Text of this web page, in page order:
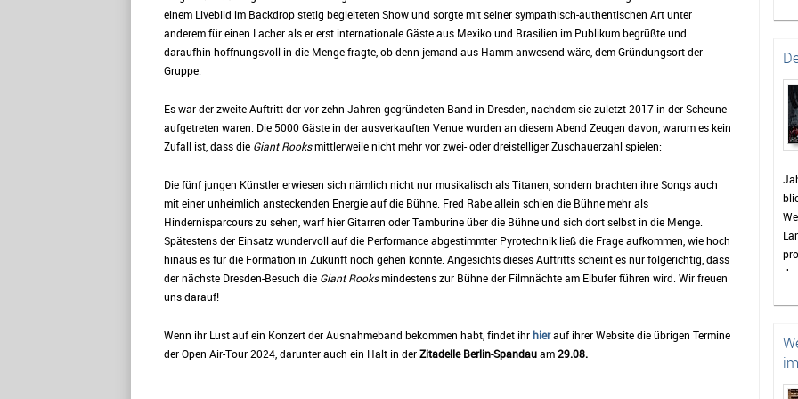
einem Livebild im Backdrop stetig begleiteten Show und sorgte mit seiner sympathisch-authentischen Art unter
anderem für einen Lacher als er erst internationale Gäste aus Mexiko und Brasilien im Publikum begrüßte und
daraufhin hoffnungsvoll in die Menge fragte, ob denn jemand aus Hamm anwesend wäre, dem Gründungsort der
Gruppe.
Es war der zweite Auftritt der vor zehn Jahren gegründeten Band in Dresden, nachdem sie zuletzt 2017 in der Scheune
aufgetreten waren. Die 5000 Gäste in der ausverkauften Venue wurden an diesem Abend Zeugen davon, warum es kein
Zufall ist, dass die Giant Rooksmittlerweile nicht mehr vor zwei- oder dreistelliger Zuschauerzahl spielen:
Die fünf jungen Künstler erwiesen sich nämlich nicht nur musikalisch als Titanen, sondern brachten ihre Songs auch
mit einer unheimlich ansteckenden Energie auf die Bühne. Fred Rabe allein schien die Bühne mehr als
Hindernisparcours zu sehen, warf hier Gitarren oder Tamburine über die Bühne und sich dort selbst in die Menge.
Spätestens der Einsatz wundervoll auf die Performance abgestimmter Pyrotechnik ließ die Frage aufkommen, wie hoch
hinaus es für die Formation in Zukunft noch gehen könnte. Angesichts dieses Auftritts scheint es nur folgerichtig, dass
der nächste Dresden-Besuch die Giant Rooksmindestens zur Bühne der Filmnächte am Elbufer führen wird. Wir freuen
uns darauf!
Wenn ihr Lust auf ein Konzert der Ausnahmeband bekommen habt, findet ihrhierauf ihrer Website die übrigen Termine
der Open Air-Tour 2024, darunter auch ein Halt in derZitadelle Berlin-Spandauam29.08.